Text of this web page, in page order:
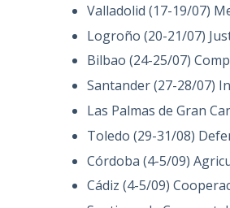
Valladolid (17-19/07)
Logroño (20-21/07)
Bilbao (24-25/07)
Santander (27-28/07)
Las Palmas de Gran
Toledo (29-31/08)
Córdoba (4-5/09)
Cádiz (4-5/09)